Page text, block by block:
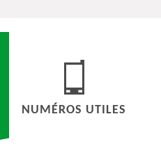
NUMÉROS UTILES